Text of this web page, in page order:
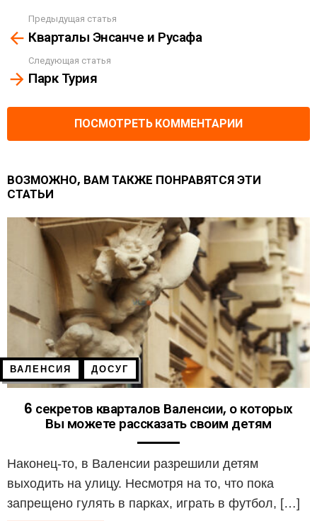
See
more
Предыдущая статья
Кварталы Энсанче и Русафа
Следующая статья
Парк Турия
ПОСМОТРЕТЬ КОММЕНТАРИИ
ВОЗМОЖНО, ВАМ ТАКЖЕ ПОНРАВЯТСЯ ЭТИ
СТАТЬИ
ВАЛЕНСИЯ ДОСУГ
6 секретов кварталов Валенсии, о которых
Вы можете рассказать своим детям
Наконец-то, в Валенсии разрешили детям
выходить на улицу. Несмотря на то, что пока
запрещено гулять в парках, играть в футбол, […]